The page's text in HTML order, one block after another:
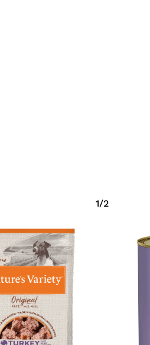
1/2